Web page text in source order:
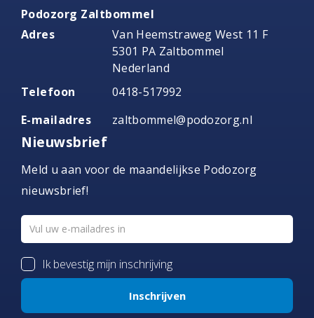
Podozorg Zaltbommel
Adres
Van Heemstraweg West 11 F
5301 PA Zaltbommel
Nederland
Telefoon
0418-517992
E-mailadres
zaltbommel@podozorg.nl
Nieuwsbrief
Meld u aan voor de maandelijkse Podozorg
nieuwsbrief!